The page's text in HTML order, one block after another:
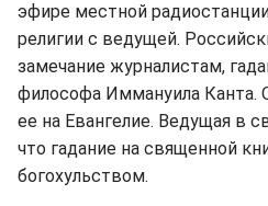
эфире местной
религии с ведущей.
замечание журналистам,
философа Иммануила Канта.
ее на Евангелие. Ведущая в
что гадание на священной
богохульством.